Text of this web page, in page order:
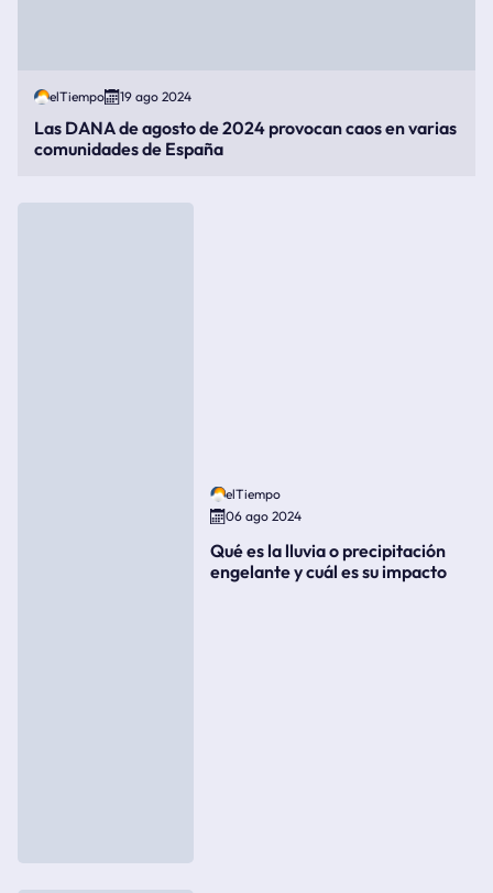
elTiempo 19 ago 2024
Las DANA de agosto de 2024 provocan caos en varias
comunidades de España
elTiempo
06 ago 2024
Qué es la lluvia o precipitación
engelante y cuál es su impacto